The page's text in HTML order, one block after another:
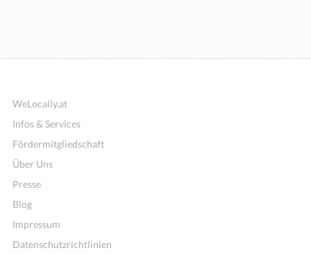
WeLocally.at
Infos & Services
Fördermitgliedschaft
Über Uns
Presse
Blog
Impressum
Datenschutzrichtlinien